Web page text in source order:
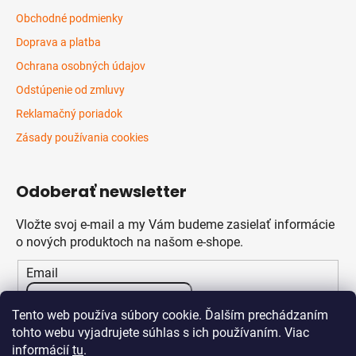
Tento web používa súbory cookie. Ďalším prechádzaním
tohto webu vyjadrujete súhlas s ich používaním. Viac
informácií tu.
Obchodné podmienky
Doprava a platba
Ochrana osobných údajov
Odstúpenie od zmluvy
Reklamačný poriadok
Zásady používania cookies
Odoberať newsletter
Vložte svoj e-mail a my Vám budeme zasielať informácie
o nových produktoch na našom e-shope.
Email
Vložením e-mailu súhlasíte spodmienkami ochrany
osobných údajov